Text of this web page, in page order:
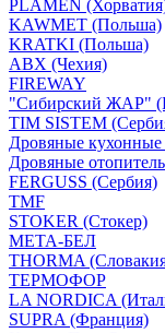
PLAMEN
KAWMET (Польша)
KRATKI (Польша)
ABX (Чехия)
FIREWAY
"Сибирский ЖАР"
TIM SISTEM
Дровяные
Дровяные
FERGUSS (Сербия)
TMF
STOKER (Стокер)
МЕТА-БЕЛ
THORMA
ТЕРМОФОР
LA NORDICA
SUPRA (Франция)